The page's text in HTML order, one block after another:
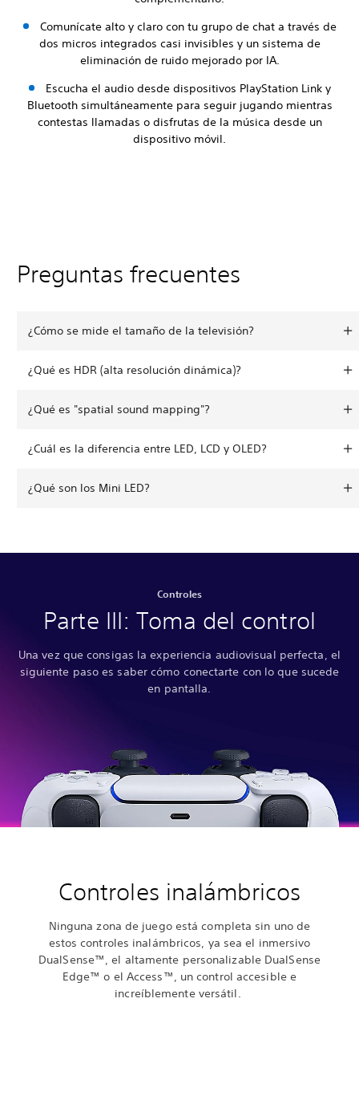
Comunícate alto y claro con tu grupo de chat a través de
dos micros integrados casi invisibles y un sistema de
eliminación de ruido mejorado por IA.
Escucha el audio desde dispositivos PlayStation Link y
Bluetooth simultáneamente para seguir jugando mientras
contestas llamadas o disfrutas de la música desde un
dispositivo móvil.
Preguntas frecuentes
¿Cómo se mide el tamaño de la televisión?
¿Qué es HDR (alta resolución dinámica)?
¿Qué es "spatial sound mapping"?
¿Cuál es la diferencia entre LED, LCD y OLED?
¿Qué son los Mini LED?
Controles
Parte III: Toma del control
Una vez que consigas la experiencia audiovisual perfecta, el
siguiente paso es saber cómo conectarte con lo que sucede
en pantalla.
Controles inalámbricos
Ninguna zona de juego está completa sin uno de
estos controles inalámbricos, ya sea el inmersivo
DualSense™, el altamente personalizable DualSense
Edge™ o el Access™, un control accesible e
increíblemente versátil.